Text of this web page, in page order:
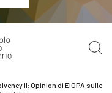
della banca
II: Opinion di EIOPA sulle